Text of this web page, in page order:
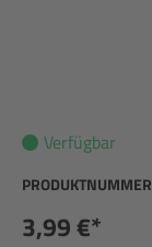
Verfügbar
3,99 €*